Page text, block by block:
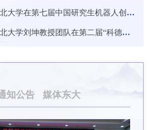
大学在第七届中国研究生机器人创新设计大赛中取得佳绩
学刘坤教授团队在第二届“科德杯”中国机械行业产教融合教育教学创新大赛中取得佳绩
知公告 媒体东大